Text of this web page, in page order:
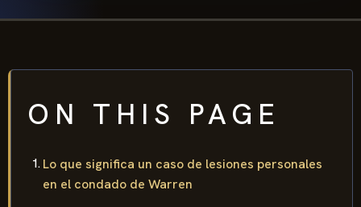
ON THIS PAGE
Lo que significa un caso de lesiones personales
en el condado de Warren